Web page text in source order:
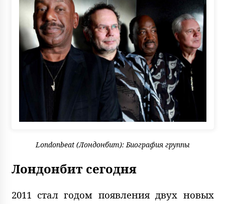
Londonbeat (Лондонбит): Биография группы
Лондонбит сегодня
2011 стал годом появления двух новых